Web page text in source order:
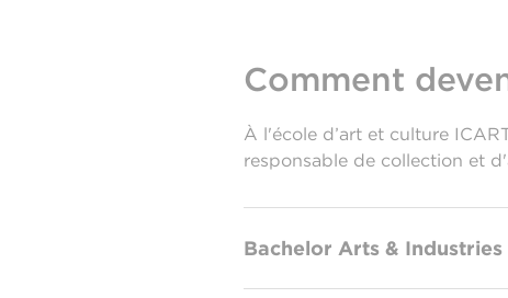
Comment
À l'école d’art et culture
responsable de collection et
Bachelor Arts & Industries